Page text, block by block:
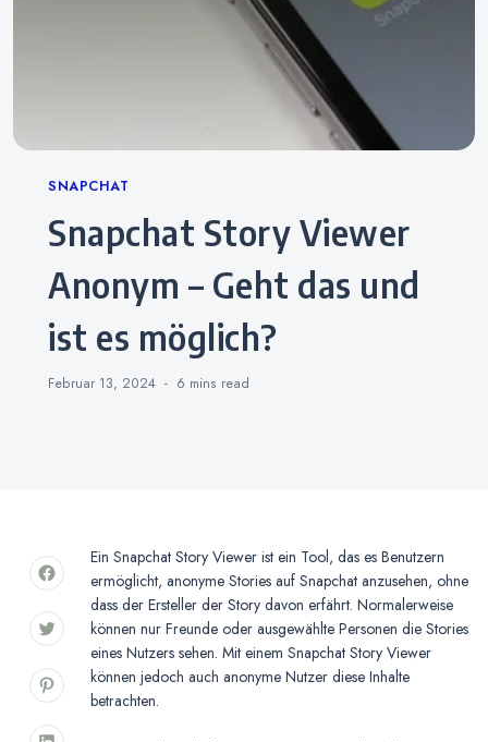
Categories
SNAPCHAT
Snapchat Story Viewer
Anonym – Geht das und
ist es möglich?
Februar 13, 2024 6 mins read
Ein Snapchat Story Viewer ist ein Tool, das es Benutzern
ermöglicht, anonyme Stories auf Snapchat anzusehen, ohne
dass der Ersteller der Story davon erfährt. Normalerweise
können nur Freunde oder ausgewählte Personen die Stories
eines Nutzers sehen. Mit einem Snapchat Story Viewer
können jedoch auch anonyme Nutzer diese Inhalte
betrachten.